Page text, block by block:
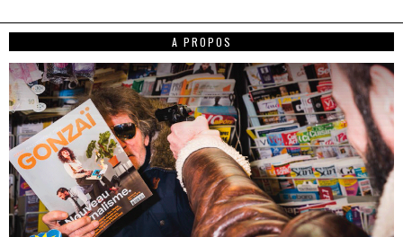
A PROPOS